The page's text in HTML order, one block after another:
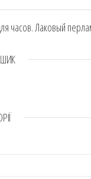
часов. Лаковый